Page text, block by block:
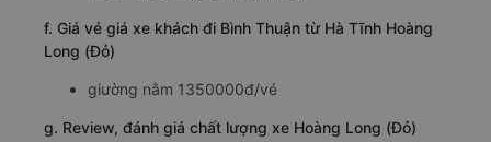
f. Giá vé giá xe khách đi Bình Thuận từ Hà Tĩnh Hoàng
Long (Đỏ)
giường nằm 1350000đ/vé
g. Review, đánh giá chất lượng xe Hoàng Long (Đỏ)